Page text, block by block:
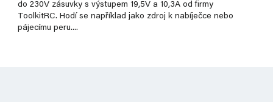
do 230V zásuvky s výstupem 19,5V a 10,3A od firmy
ToolkitRC. Hodí se například jako zdroj k nabíječce nebo
pájecímu peru....